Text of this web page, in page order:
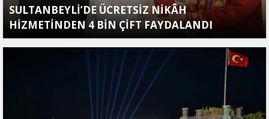
SULTANBEYLİ’DE ÜCRETSİZ NİKÂH
HİZMETİNDEN 4 BİN ÇİFT FAYDALANDI